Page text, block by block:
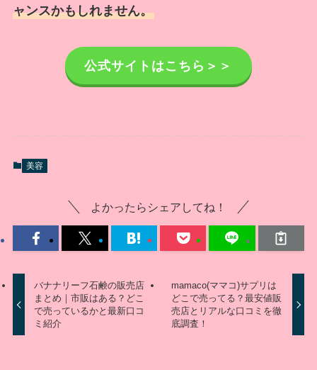
ャンスかもしれません。
公式サイトはこちら＞＞
美容
よかったらシェアしてね！
バナナリーフ石鹸の販売店
まとめ｜市販はある？どこ
で売っているかと最新口コ
ミ紹介
mamaco(ママコ)サプリは
どこで売ってる？最安値販
売店とリアルな口コミを徹
底調査！